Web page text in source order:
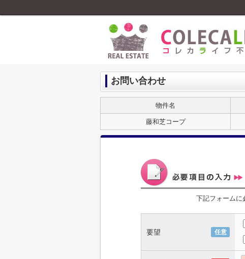
お問い合わせ
物件名
藤和芝コープ
下記フォームに
要望 任意